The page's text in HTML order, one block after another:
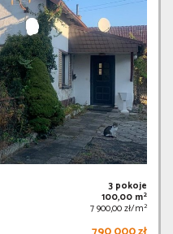
3 pokoje
100,00 m2
7 900,00 zł/m2